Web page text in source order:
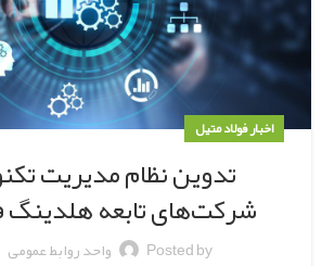
اخبار فولاد متیل
تدوین نظام مدیریت
شرکت‌های تابعه هلدینگ
Posted by واحد روابط عمومی